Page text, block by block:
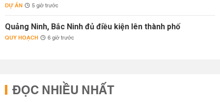
DỰ ÁN 5 giờ trước
Quảng Ninh, Bắc Ninh đủ điều kiện lên thành phố
QUY HOẠCH 6 giờ trước
ĐỌC NHIỀU NHẤT